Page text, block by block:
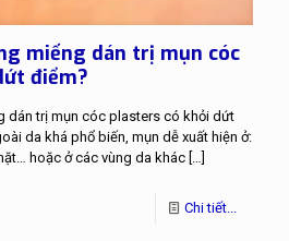
miếng dán trị mụn cóc
điểm?
dán trị mụn cóc plasters có khỏi dứt
da khá phổ biến, mụn dễ xuất hiện ở:
hoặc ở các vùng da khác […]
Chi tiết...